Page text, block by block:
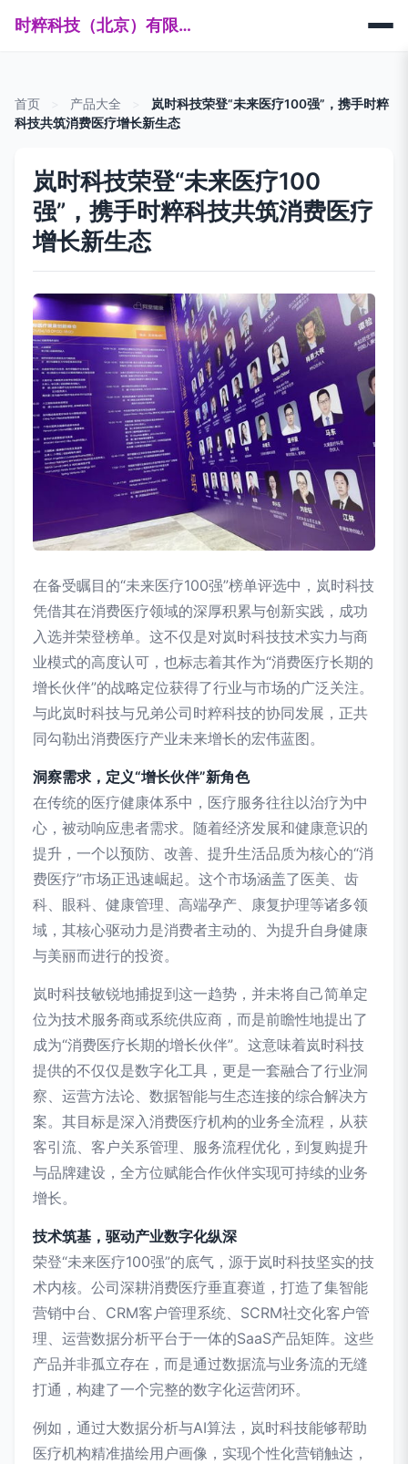
时粹科技（北京）有限公司
首页 产品大全
岚时科技荣登“未来医疗100强”，携手时粹
科技共筑消费医疗增长新生态
岚时科技荣登“未来医疗100
强”，携手时粹科技共筑消费医疗
增长新生态
在备受瞩目的“未来医疗100强”榜单评选中，岚时科技
凭借其在消费医疗领域的深厚积累与创新实践，成功
入选并荣登榜单。这不仅是对岚时科技技术实力与商
业模式的高度认可，也标志着其作为“消费医疗长期的
增长伙伴”的战略定位获得了行业与市场的广泛关注。
与此岚时科技与兄弟公司时粹科技的协同发展，正共
同勾勒出消费医疗产业未来增长的宏伟蓝图。
洞察需求，定义“增长伙伴”新角色
在传统的医疗健康体系中，医疗服务往往以治疗为中
心，被动响应患者需求。随着经济发展和健康意识的
提升，一个以预防、改善、提升生活品质为核心的“消
费医疗”市场正迅速崛起。这个市场涵盖了医美、齿
科、眼科、健康管理、高端孕产、康复护理等诸多领
域，其核心驱动力是消费者主动的、为提升自身健康
与美丽而进行的投资。
岚时科技敏锐地捕捉到这一趋势，并未将自己简单定
位为技术服务商或系统供应商，而是前瞻性地提出了
成为“消费医疗长期的增长伙伴”。这意味着岚时科技
提供的不仅仅是数字化工具，更是一套融合了行业洞
察、运营方法论、数据智能与生态连接的综合解决方
案。其目标是深入消费医疗机构的业务全流程，从获
客引流、客户关系管理、服务流程优化，到复购提升
与品牌建设，全方位赋能合作伙伴实现可持续的业务
增长。
技术筑基，驱动产业数字化纵深
荣登“未来医疗100强”的底气，源于岚时科技坚实的技
术内核。公司深耕消费医疗垂直赛道，打造了集智能
营销中台、CRM客户管理系统、SCRM社交化客户管
理、运营数据分析平台于一体的SaaS产品矩阵。这些
产品并非孤立存在，而是通过数据流与业务流的无缝
打通，构建了一个完整的数字化运营闭环。
例如，通过大数据分析与AI算法，岚时科技能够帮助
医疗机构精准描绘用户画像，实现个性化营销触达，